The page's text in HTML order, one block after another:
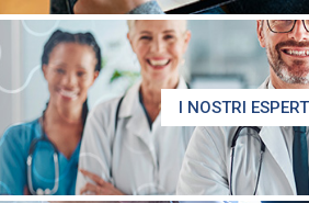
I NOSTRI